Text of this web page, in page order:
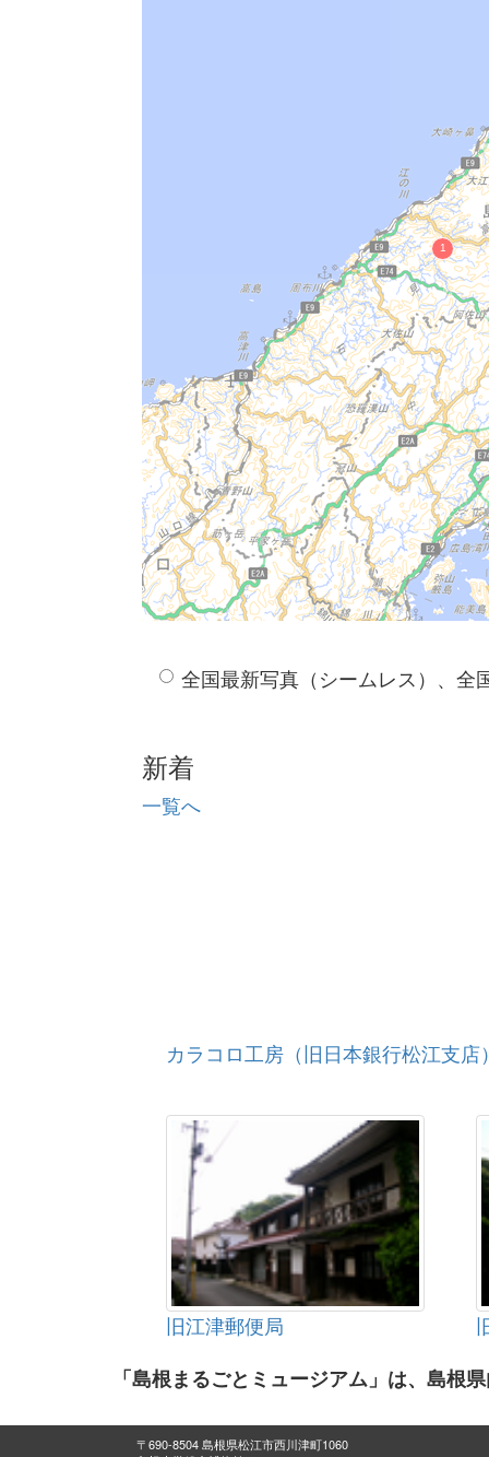
全国最新写真（シームレス）、全
新着
一覧へ
カラコロ工房（旧日本銀行松江支店
旧江津郵便局
「島根まるごとミュージアム」は、島根
〒690-8504 島根県松江市西川津町1060